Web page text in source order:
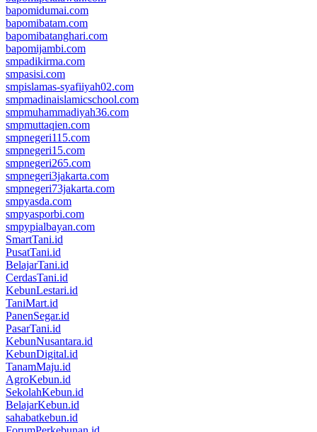
bapomidumai.com
bapomibatam.com
bapomibatanghari.com
bapomijambi.com
smpadikirma.com
smpasisi.com
smpislamas-syafiiyah02.com
smpmadinaislamicschool.com
smpmuhammadiyah36.com
smpmuttaqien.com
smpnegeri115.com
smpnegeri15.com
smpnegeri265.com
smpnegeri3jakarta.com
smpnegeri73jakarta.com
smpyasda.com
smpyasporbi.com
smpypialbayan.com
SmartTani.id
PusatTani.id
BelajarTani.id
CerdasTani.id
KebunLestari.id
TaniMart.id
PanenSegar.id
PasarTani.id
KebunNusantara.id
KebunDigital.id
TanamMaju.id
AgroKebun.id
SekolahKebun.id
BelajarKebun.id
sahabatkebun.id